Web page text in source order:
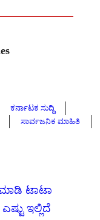
ಕರ್ನಾಟಕ ಸುದ್ದಿ
ಸಾರ್ವಜನಿಕ ಮಾಹಿತಿ
ಮಾಡಿ ಟಾಟಾ
ಇಲ್ಲಿದೆ